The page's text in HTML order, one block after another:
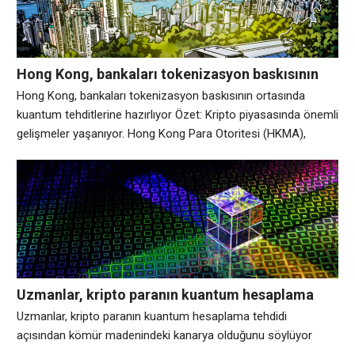
inceleme yayınladı. Pek çok güvenlik
Hong Kong, bankaları tokenizasyon baskısının
ortasında kuantum tehditlerine hazırlıyor
Hong Kong, bankaları tokenizasyon baskısının ortasında
kuantum tehditlerine hazırlıyor Özet: Kripto piyasasında önemli
gelişmeler yaşanıyor. Hong Kong Para Otoritesi (HKMA),
yerleşimi kullanımını genişletmesi nedeniyle bankaların
kuantum hesaplama tehditlerine karşı hazırlıklılığını
değerlendirmek için bir çerçeve başlattı. Pazartesi günü
HKMA, kuantum hazırlığı ve sektörün ilk Kuantum Hazırlık
Endeksi (QPI) hakkında
Uzmanlar, kripto paranın kuantum hesaplama
tehdidi açısından kömür madenindeki kanarya
olduğunu söylüyor
Uzmanlar, kripto paranın kuantum hesaplama tehdidi
açısından kömür madenindeki kanarya olduğunu söylüyor